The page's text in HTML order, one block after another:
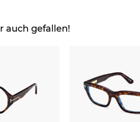
umschlossen. Wer aus
Die FT5814-B sitzt sehr
Du bei uns auch günstig die
aktuellen Dioptrien Werte,
Digitalen Optikermeister hast
auch gefallen!